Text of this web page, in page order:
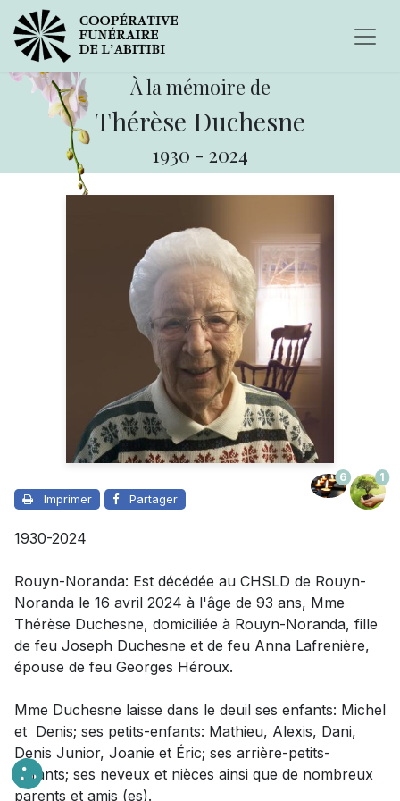
À la mémoire de
Thérèse Duchesne
1930 - 2024
Imprimer Partager
6 1
1930-2024
Rouyn-Noranda: Est décédée au CHSLD de Rouyn-
Noranda le 16 avril 2024 à l'âge de 93 ans, Mme
Thérèse Duchesne, domiciliée à Rouyn-Noranda, fille
de feu Joseph Duchesne et de feu Anna Lafrenière,
épouse de feu Georges Héroux.
Mme Duchesne laisse dans le deuil ses enfants: Michel
et Denis; ses petits-enfants: Mathieu, Alexis, Dani,
Denis Junior, Joanie et Éric; ses arrière-petits-
enfants; ses neveux et nièces ainsi que de nombreux
parents et amis (es).